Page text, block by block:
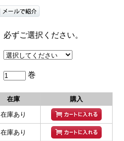
必ずご選択ください。
巻
在庫 購入
在庫あり
在庫あり